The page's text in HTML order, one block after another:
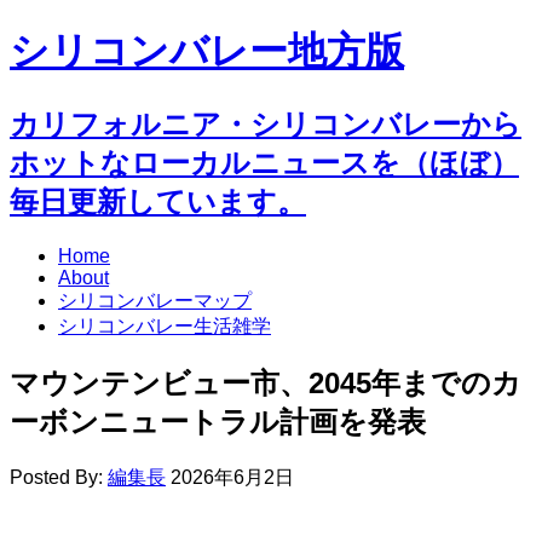
シリコンバレー地方版
カリフォルニア・シリコンバレーから
ホットなローカルニュースを（ほぼ）
毎日更新しています。
Home
About
シリコンバレーマップ
シリコンバレー生活雑学
マウンテンビュー市、2045年までのカ
ーボンニュートラル計画を発表
Posted By: 編集長 2026年6月2日